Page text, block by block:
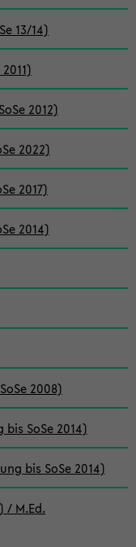
13/14)
2012)
2022)
2017)
2014)
2008)
SoSe 2014)
bis SoSe 2014)
/ M.Ed.